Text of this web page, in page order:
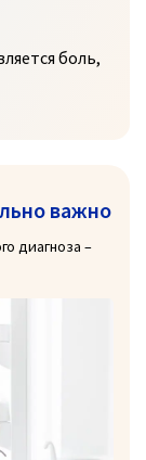
боль,
важно
диагноза –